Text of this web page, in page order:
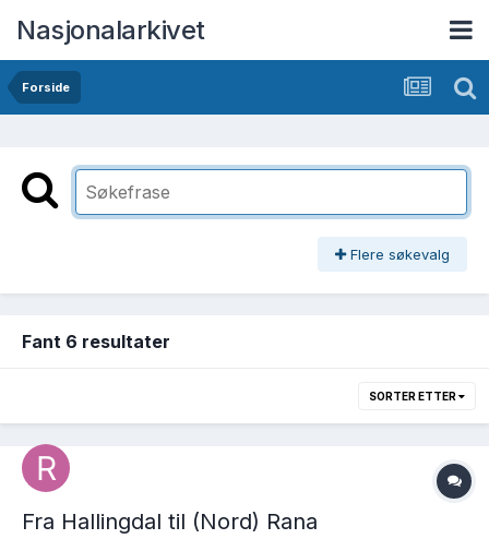
Nasjonalarkivet
Forside
Flere søkevalg
Fant 6 resultater
SORTER ETTER
Fra Hallingdal til (Nord) Rana